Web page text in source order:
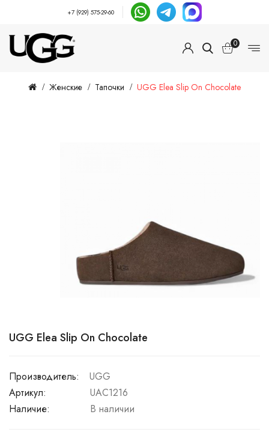
+7 (929) 575-29-60
0
Женские Тапочки UGG Elea Slip On Chocolate
UGG Elea Slip On Chocolate
Производитель:
UGG
Артикул:
UAC1216
Наличие:
В наличии